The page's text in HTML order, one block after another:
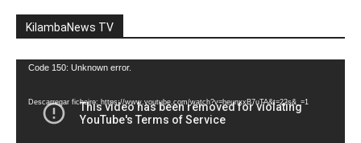
KilambaNews TV
Reprodutor
vídeo
Code 150: Unknown error.
Descarregar ficheiro: https://www.youtube.com/watch?v=heunxxB7uTA&t=22s&_=1